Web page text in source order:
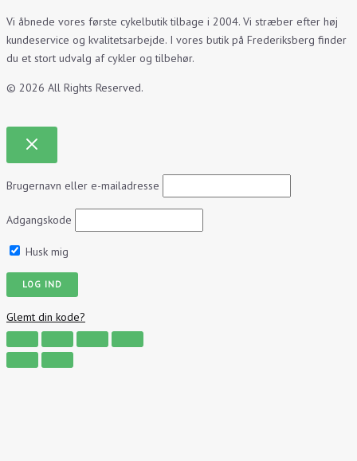
Vi åbnede vores første cykelbutik tilbage i 2004. Vi stræber efter høj
kundeservice og kvalitetsarbejde. I vores butik på Frederiksberg finder
du et stort udvalg af cykler og tilbehør.
© 2026 All Rights Reserved.
Brugernavn eller e-mailadresse
Adgangskode
Husk mig
Glemt din kode?